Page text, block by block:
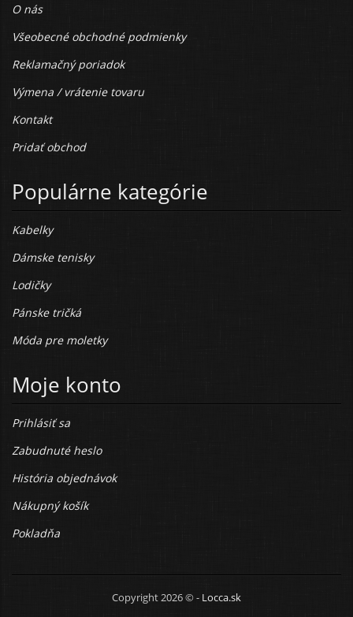
O nás
Všeobecné obchodné podmienky
Reklamačný poriadok
Výmena / vrátenie tovaru
Kontakt
Pridať obchod
Populárne kategórie
Kabelky
Dámske tenisky
Lodičky
Pánske tričká
Móda pre moletky
Moje konto
Prihlásiť sa
Zabudnuté heslo
História objednávok
Nákupný košík
Pokladňa
Copyright 2026 © - Locca.sk